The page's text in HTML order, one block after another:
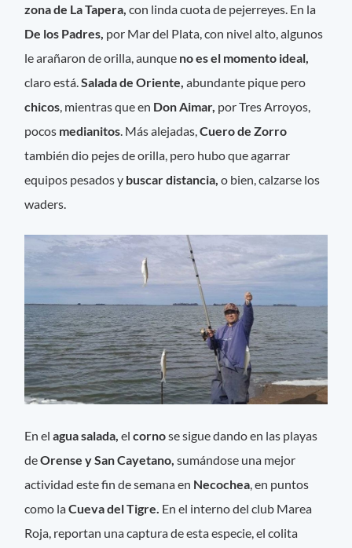
zona de La Tapera, con linda cuota de pejerreyes. En la
De los Padres, por Mar del Plata, con nivel alto, algunos
le arañaron de orilla, aunque no es el momento ideal,
claro está.Salada de Oriente,abundante pique pero
chicos , mientras que en Don Aimar, por Tres Arroyos,
pocos medianitos . Más alejadas,Cuero de Zorro
también dio pejes de orilla, pero hubo que agarrar
equipos pesados y buscar distancia, o bien, calzarse los
waders.
En elagua salada, elcornose sigue dando en las playas
deOrense y San Cayetano, sumándose una mejor
actividad este fin de semana en Necochea, en puntos
como laCueva del Tigre. En el interno del club Marea
Roja, reportan una captura de esta especie, el colita